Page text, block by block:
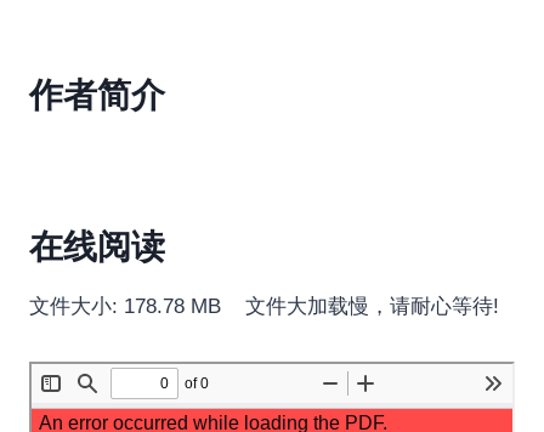
作者简介
在线阅读
文件大小: 178.78 MB 文件大加载慢，请耐心等待!